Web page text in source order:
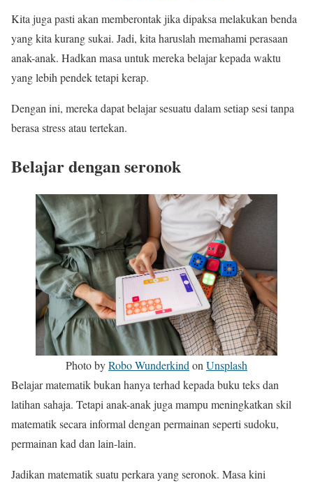
Kita juga pasti akan memberontak jika dipaksa melakukan benda
yang kita kurang sukai. Jadi, kita haruslah memahami perasaan
anak-anak. Hadkan masa untuk mereka belajar kepada waktu
yang lebih pendek tetapi kerap.
Dengan ini, mereka dapat belajar sesuatu dalam setiap sesi tanpa
berasa stress atau tertekan.
Belajar dengan seronok
Photo byRobo WunderkindonUnsplash
Belajar matematik bukan hanya terhad kepada buku teks dan
latihan sahaja. Tetapi anak-anak juga mampu meningkatkan skil
matematik secara informal dengan permainan seperti sudoku,
permainan kad dan lain-lain.
Jadikan matematik suatu perkara yang seronok. Masa kini